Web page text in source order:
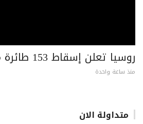
روسيا تعلن إسقاط 153 طائرة مسيرة أوكرانية
منذ ساعة واحدة
متداولة الان